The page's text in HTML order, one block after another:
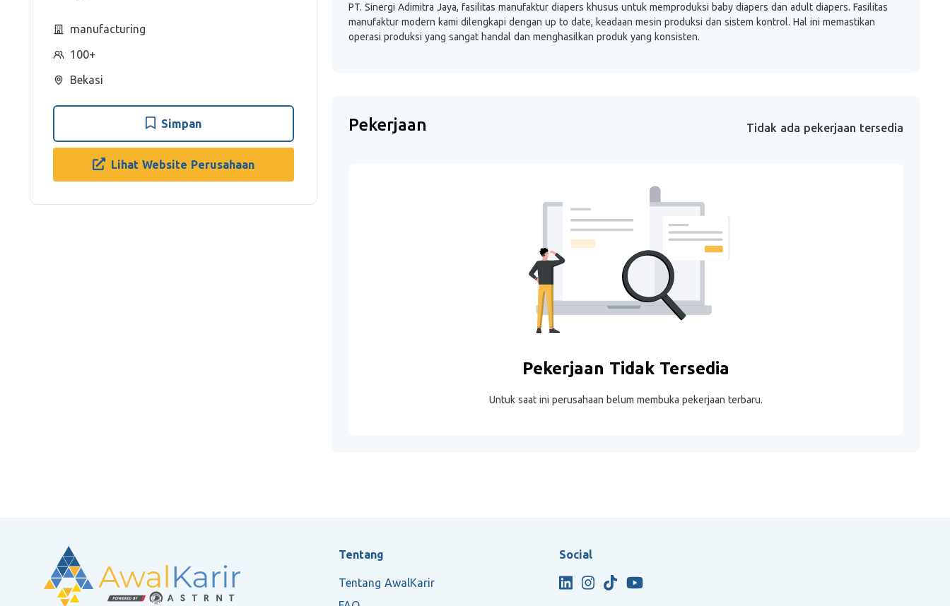
manufacturing
100+
Bekasi
Simpan
Lihat Website Perusahaan
PT. Sinergi Adimitra Jaya, fasilitas manufaktur diapers khusus untuk memproduksi baby diapers dan adult diapers. Fasilitas
manufaktur modern kami dilengkapi dengan up to date, keadaan mesin produksi dan sistem kontrol. Hal ini memastikan
operasi produksi yang sangat handal dan menghasilkan produk yang konsisten.
Pekerjaan Tidak ada pekerjaan tersedia
Pekerjaan Tidak Tersedia
Untuk saat ini perusahaan belum membuka pekerjaan terbaru.
Tentang
Tentang AwalKarir
Social